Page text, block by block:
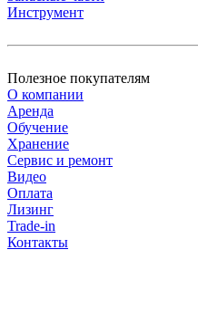
Инструмент
Полезное покупателям
О компании
Аренда
Обучение
Хранение
Сервис и ремонт
Видео
Оплата
Лизинг
Trade-in
Контакты